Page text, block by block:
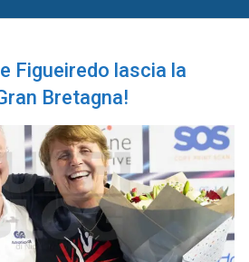
Figueiredo lascia la
Bretagna!